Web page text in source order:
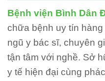
Bệnh viện Bình Dân
chữa bệnh uy tín
ngũ y bác sĩ, chuyên
tận tâm với nghề. Sở
y tế hiện đại cùng